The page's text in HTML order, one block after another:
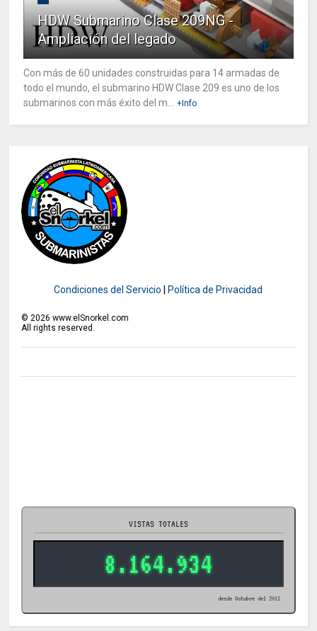
HDW Submarino Clase 209NG -
Ampliación del legado
Con más de 60 unidades construidas para 14 armadas de
todo el mundo, el submarino HDW Clase 209 es uno de los
submarinos con más éxito del m...
+Info
Condiciones del Servicio Política de Privacidad
© 2026 www.elSnorkel.com
All rights reserved.
VISTAS TOTALES
8.164.934
desde Octubre del 2011